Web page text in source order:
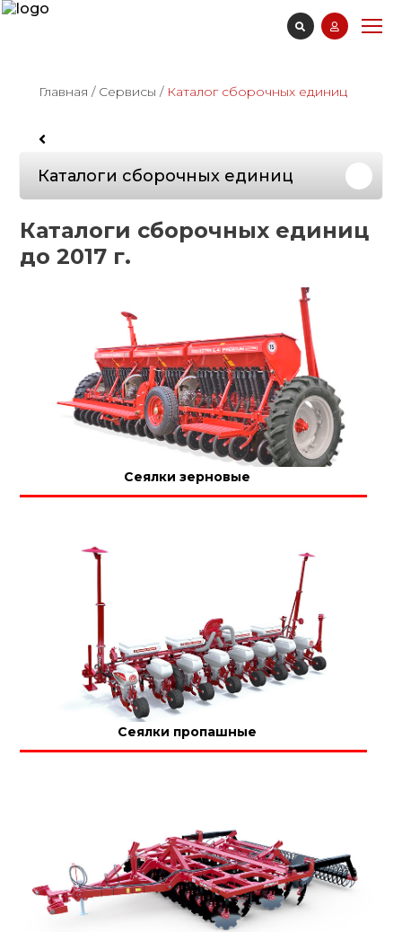
Главная / Сервисы / Каталог сборочных единиц
Каталоги сборочных единиц
Каталоги сборочных единиц
до 2017 г.
Сеялки зерновые
Сеялки пропашные